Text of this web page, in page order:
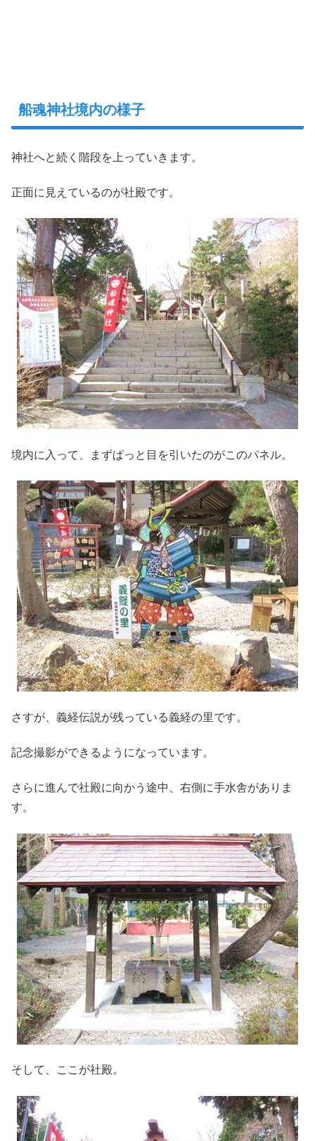
船魂神社境内の様子
神社へと続く階段を上っていきます。
正面に見えているのが社殿です。
境内に入って、まずぱっと目を引いたのがこのパネル。
さすが、義経伝説が残っている義経の里です。
記念撮影ができるようになっています。
さらに進んで社殿に向かう途中、右側に手水舎がありま
す。
そして、ここが社殿。